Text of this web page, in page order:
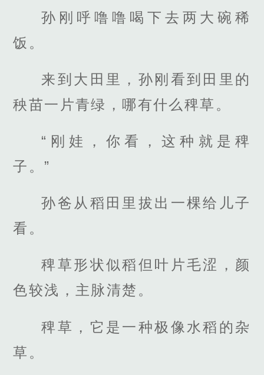
孙刚呼噜噜喝下去两大碗稀
饭。
来到大田里，孙刚看到田里的
秧苗一片青绿，哪有什么稗草。
“刚娃，你看，这种就是稗
子。”
孙爸从稻田里拔出一棵给儿子
看。
稗草形状似稻但叶片毛涩，颜
色较浅，主脉清楚。
稗草，它是一种极像水稻的杂
草。